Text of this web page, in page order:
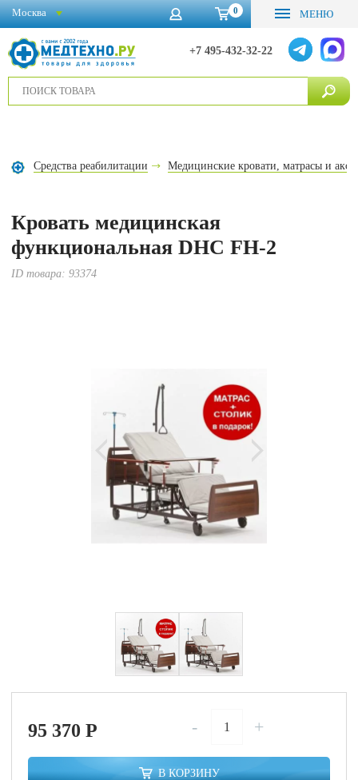
0 МЕНЮ
+7 495-432-32-22
Москва
Средства реабилитации Медицинские кровати, матрасы и
Кровать медицинская
функциональная DHC FH-2
ID товара:93374
95 370P - +
В КОРЗИНУ